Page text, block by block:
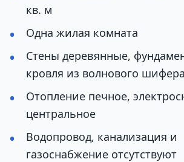
кв. м
Одна жилая комната
Стены деревянные,
кровля из волнового шифера
Отопление печное,
центральное
Водопровод, канализация и
газоснабжение отсутствуют